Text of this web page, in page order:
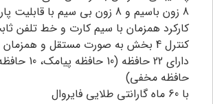
8 زون باسیم و 8 زون بی سیم با قابلیت پارتیشن بندی
کارکرد همزمان با سیم کارت و خط تلفن
کنترل 4 بخش به صورت مستقل و همزمان
حافظه مخفی)
با 60 ماه گارانتی طلایی فایروال